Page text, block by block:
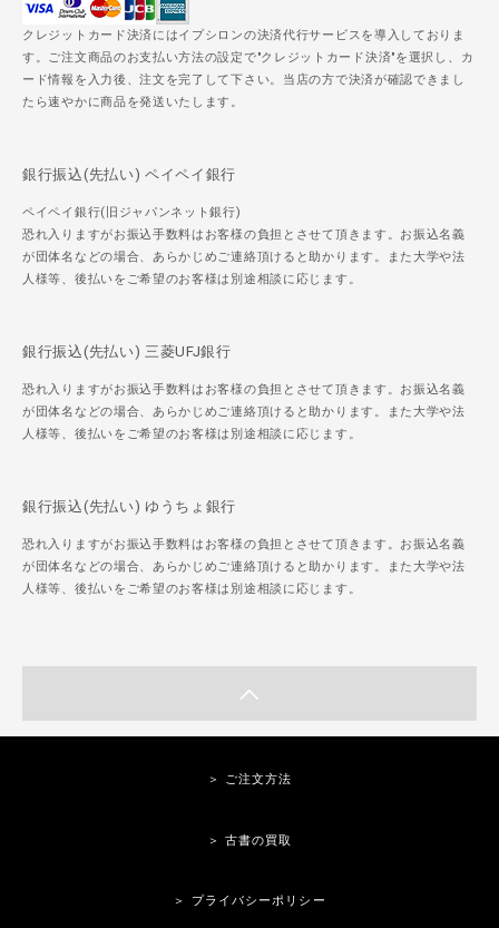
クレジットカード決済にはイプシロンの決済代行サービスを導入しておりま
す。ご注文商品のお支払い方法の設定で"クレジットカード決済"を選択し、カ
ード情報を入力後、注文を完了して下さい。当店の方で決済が確認できまし
たら速やかに商品を発送いたします。
銀行振込(先払い) ペイペイ銀行
ペイペイ銀行(旧ジャパンネット銀行)
恐れ入りますがお振込手数料はお客様の負担とさせて頂きます。お振込名義
が団体名などの場合、あらかじめご連絡頂けると助かります。また大学や法
人様等、後払いをご希望のお客様は別途相談に応じます。
銀行振込(先払い) 三菱UFJ銀行
恐れ入りますがお振込手数料はお客様の負担とさせて頂きます。お振込名義
が団体名などの場合、あらかじめご連絡頂けると助かります。また大学や法
人様等、後払いをご希望のお客様は別途相談に応じます。
銀行振込(先払い) ゆうちょ銀行
恐れ入りますがお振込手数料はお客様の負担とさせて頂きます。お振込名義
が団体名などの場合、あらかじめご連絡頂けると助かります。また大学や法
人様等、後払いをご希望のお客様は別途相談に応じます。
＞ ご注文方法
＞ 古書の買取
＞ プライバシーポリシー